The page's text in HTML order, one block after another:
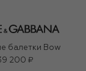
балетки Bow
200 ₽